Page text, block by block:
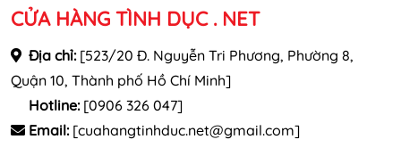
CỬA HÀNG TÌNH DỤC . NET
Địa chỉ: [523/20 Đ. Nguyễn Tri Phương, Phường 8,
Quận 10, Thành phố Hồ Chí Minh]
Hotline: [0906 326 047]
Email: [cuahangtinhduc.net@gmail.com]